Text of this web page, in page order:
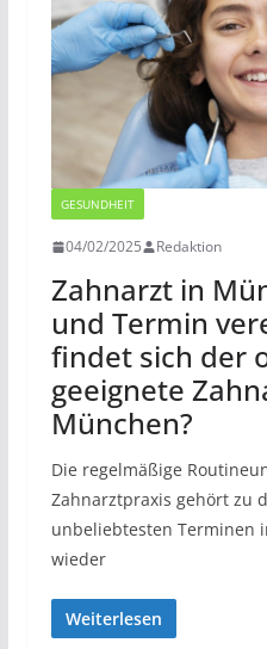
GESUNDHEIT
04/02/2025 Redaktion
Zahnarzt in
und Termin
findet sich der
geeignete
München?
Die regelmäßige
Zahnarztpraxis gehört zu
unbeliebtesten Terminen
wieder
Weiterlesen